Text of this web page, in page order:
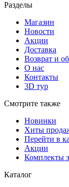
Разделы
Магазин
Новости
Акции
Доставка
Возврат и
О нас
Контакты
3D тур
Смотрите также
Новинки
Хиты
Перейти в
Акции
Комплекты
Каталог